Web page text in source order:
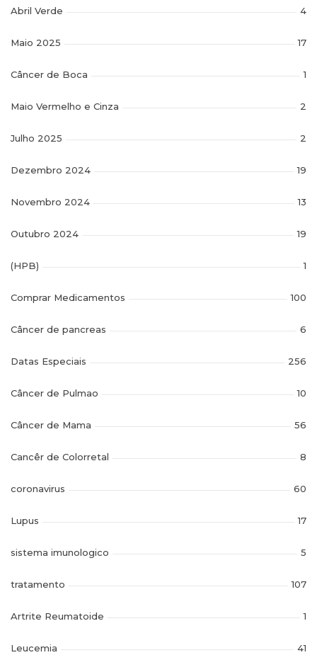
Abril Verde 4
Maio 2025 17
Câncer de Boca 1
Maio Vermelho e Cinza 2
Julho 2025 2
Dezembro 2024 19
Novembro 2024 13
Outubro 2024 19
(HPB) 1
Comprar Medicamentos 100
Câncer de pancreas 6
Datas Especiais 256
Câncer de Pulmao 10
Câncer de Mama 56
Cancêr de Colorretal 8
coronavirus 60
Lupus 17
sistema imunologico 5
tratamento 107
Artrite Reumatoide 1
Leucemia 41